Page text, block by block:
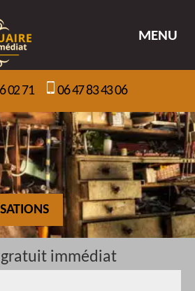
MENU
02 71 06 47 83 43 06
gratuit immédiat